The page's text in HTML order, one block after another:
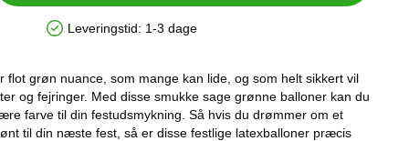
Produkttilgængelighed: På lager
Leveringstid: 1-3 dage
flot grøn nuance, som mange kan lide, og som helt sikkert vil
og fejringer. Med disse smukke sage grønne balloner kan du
farve til din festudsmykning. Så hvis du drømmer om et
til din næste fest, så er disse festlige latexballoner præcis